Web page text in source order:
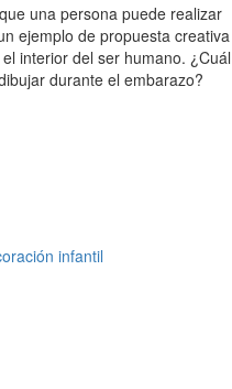
una persona puede realizar
ejemplo de propuesta creativa
interior del ser humano. ¿Cuál
durante el embarazo?
infantil